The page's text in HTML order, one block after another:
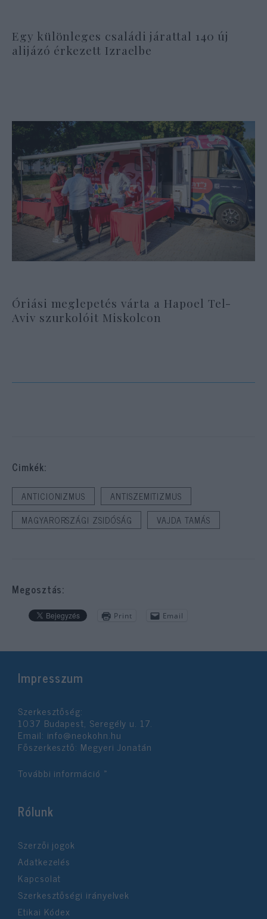
Egy különleges családi járattal 140 új
alijázó érkezett Izraelbe
Óriási meglepetés várta a Hapoel Tel-
Aviv szurkolóit Miskolcon
Cimkék:
ANTICIONIZMUS
ANTISZEMITIZMUS
MAGYARORSZÁGI ZSIDÓSÁG
VAJDA TAMÁS
Megosztás:
Print Email
Impresszum
Szerkesztőség:
1037 Budapest, Seregély u. 17.
Email: info@neokohn.hu
Főszerkesztő: Megyeri Jonatán
További információ »
Rólunk
Szerzői jogok
Adatkezelés
Kapcsolat
Szerkesztőségi irányelvek
Etikai Kódex